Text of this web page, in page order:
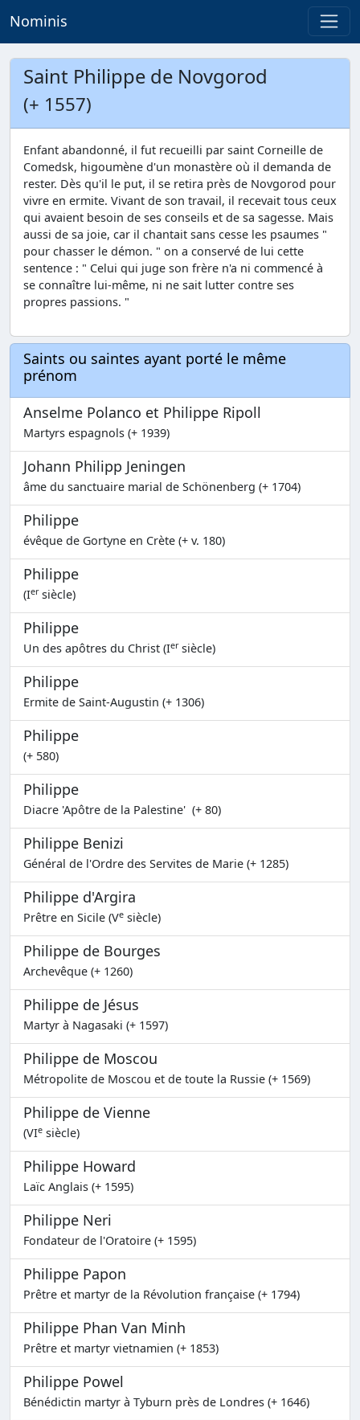
Nominis
Saint Philippe de Novgorod
(+ 1557)
Enfant abandonné, il fut recueilli par saint Corneille de
Comedsk, higoumène d'un monastère où il demanda de
rester. Dès qu'il le put, il se retira près de Novgorod pour
vivre en ermite. Vivant de son travail, il recevait tous ceux
qui avaient besoin de ses conseils et de sa sagesse. Mais
aussi de sa joie, car il chantait sans cesse les psaumes "
pour chasser le démon. " on a conservé de lui cette
sentence : " Celui qui juge son frère n'a ni commencé à
se connaître lui-même, ni ne sait lutter contre ses
propres passions. "
Saints ou saintes ayant porté le même
prénom
Anselme Polanco et Philippe Ripoll
Martyrs espagnols (+ 1939)
Johann Philipp Jeningen
âme du sanctuaire marial de Schönenberg (+ 1704)
Philippe
évêque de Gortyne en Crète (+ v. 180)
Philippe
(Iersiècle)
Philippe
Un des apôtres du Christ (Iersiècle)
Philippe
Ermite de Saint-Augustin (+ 1306)
Philippe
(+ 580)
Philippe
Diacre 'Apôtre de la Palestine' (+ 80)
Philippe Benizi
Général de l'Ordre des Servites de Marie (+ 1285)
Philippe d'Argira
Prêtre en Sicile (Ve siècle)
Philippe de Bourges
Archevêque (+ 1260)
Philippe de Jésus
Martyr à Nagasaki (+ 1597)
Philippe de Moscou
Métropolite de Moscou et de toute la Russie (+ 1569)
Philippe de Vienne
(VIe siècle)
Philippe Howard
Laïc Anglais (+ 1595)
Philippe Neri
Fondateur de l'Oratoire (+ 1595)
Philippe Papon
Prêtre et martyr de la Révolution française (+ 1794)
Philippe Phan Van Minh
Prêtre et martyr vietnamien (+ 1853)
Philippe Powel
Bénédictin martyr à Tyburn près de Londres (+ 1646)